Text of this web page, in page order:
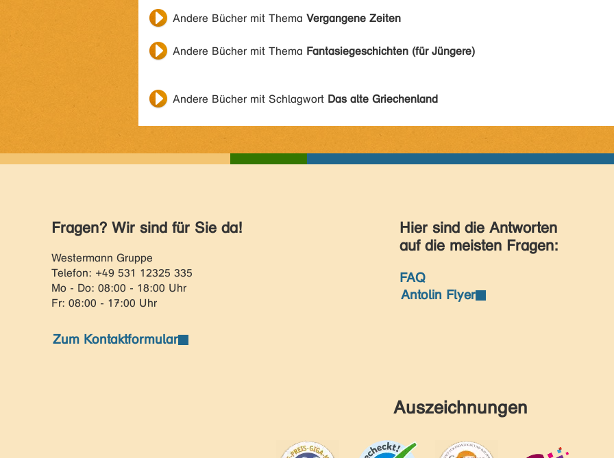
Andere Bücher mit Thema Vergangene Zeiten
Andere Bücher mit Thema Fantasiegeschichten (für Jüngere)
Andere Bücher mit Schlagwort Das alte Griechenland